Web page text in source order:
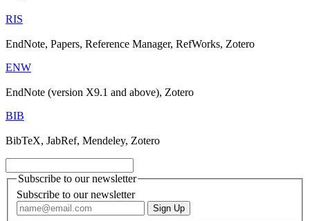
RIS
EndNote, Papers, Reference Manager, RefWorks, Zotero
ENW
EndNote (version X9.1 and above), Zotero
BIB
BibTeX, JabRef, Mendeley, Zotero
Subscribe to our newsletter
Subscribe to our newsletter